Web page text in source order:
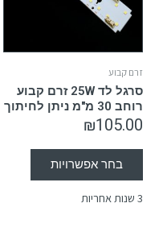
זרם קבוע
סרגל לד 25W זרם קבוע
רוחב 30 מ"מ ניתן לחיתוך
₪105.00
בחר אפשרויות
3 שנות אחריות